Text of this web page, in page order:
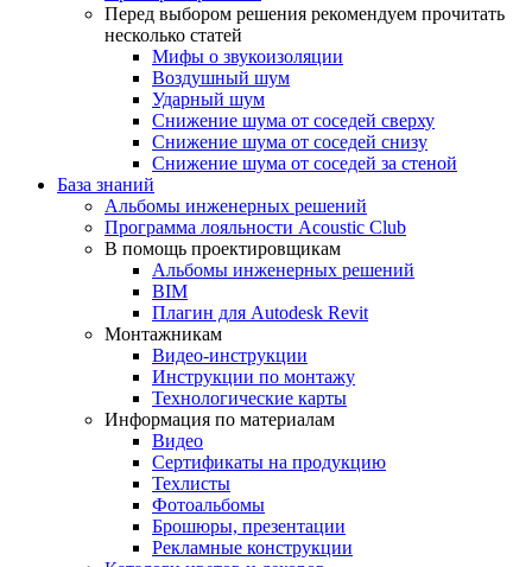
Перед выбором решения рекомендуем прочитать
несколько статей
Мифы о звукоизоляции
Воздушный шум
Ударный шум
Снижение шума от соседей сверху
Снижение шума от соседей снизу
Снижение шума от соседей за стеной
База знаний
Альбомы инженерных решений
Программа лояльности Acoustic Club
В помощь проектировщикам
Альбомы инженерных решений
BIM
Плагин для Autodesk Revit
Монтажникам
Видео-инструкции
Инструкции по монтажу
Технологические карты
Информация по материалам
Видео
Сертификаты на продукцию
Техлисты
Фотоальбомы
Брошюры, презентации
Рекламные конструкции